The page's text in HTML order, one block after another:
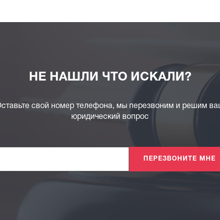
НЕ НАШЛИ ЧТО ИСКАЛИ?
свой номер телефона, мы перезвоним и решим
юридический вопрос
ПЕРЕЗВОНИТЕ МНЕ